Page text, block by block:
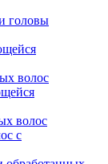
головы
волос
волос
с